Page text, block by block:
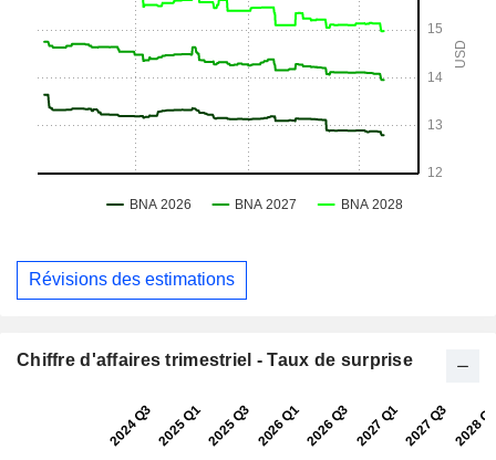
Révisions des estimations
Chiffre d'affaires trimestriel - Taux de surprise